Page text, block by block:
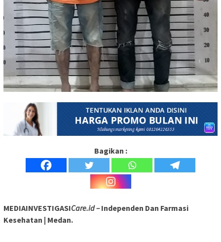
Bagikan :
MEDIAINVESTIGASICare.id –Independen Dan Farmasi
Kesehatan | Medan.